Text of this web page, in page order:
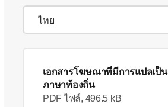
เอกสารโฆษณาที่มีการแปลเป็น
ภาษาท้องถิ่น
PDF ไฟล์, 496.5 kB